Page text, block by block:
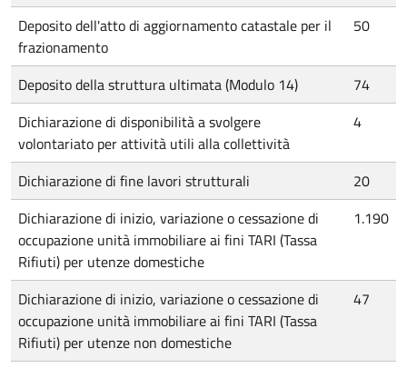
Deposito dell'atto di aggiornamento catastale per il
frazionamento
50
Deposito della struttura ultimata (Modulo 14)
74
Dichiarazione di disponibilità a svolgere
volontariato per attività utili alla collettività
4
Dichiarazione di fine lavori strutturali
20
Dichiarazione di inizio, variazione o cessazione di
occupazione unità immobiliare ai fini TARI (Tassa
Rifiuti) per utenze domestiche
1.190
Dichiarazione di inizio, variazione o cessazione di
occupazione unità immobiliare ai fini TARI (Tassa
Rifiuti) per utenze non domestiche
47